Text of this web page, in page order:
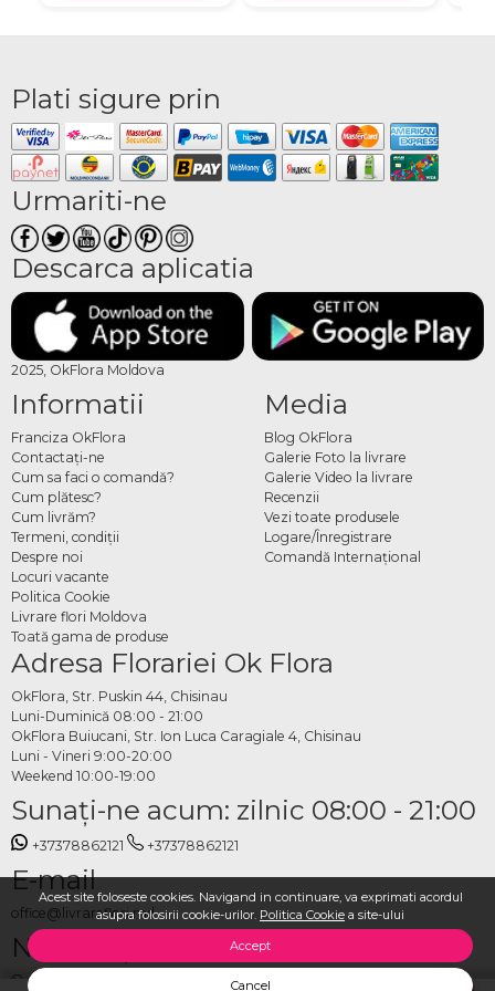
Acest site foloseste cookies. Navigand in continuare, va exprimati acordul
asupra folosirii cookie-urilor. Politica Cookie a site-ului
Accept
Cancel
Plati sigure prin
Urmariti-ne
Descarca aplicatia
2025, OkFlora Moldova
Informatii
Franciza OkFlora
Contactaţi-ne
Cum sa faci o comandă?
Cum plătesc?
Cum livrăm?
Termeni, condiţii
Despre noi
Locuri vacante
Politica Cookie
Livrare flori Moldova
Toată gama de produse
Media
Blog OkFlora
Galerie Foto la livrare
Galerie Video la livrare
Recenzii
Vezi toate produsele
Logare/Înregistrare
Comandă Internațional
Adresa Florariei Ok Flora
OkFlora, Str. Puskin 44, Chisinau
Luni-Duminică 08:00 - 21:00
OkFlora Buiucani, Str. Ion Luca Caragiale 4, Chisinau
Luni - Vineri 9:00-20:00
Weekend 10:00-19:00
Sunaţi-ne acum: zilnic 08:00 - 21:00
+37378862121 +37378862121
E-mail
office@livrareflori.md
Ne puteți contacta:
whatsapp